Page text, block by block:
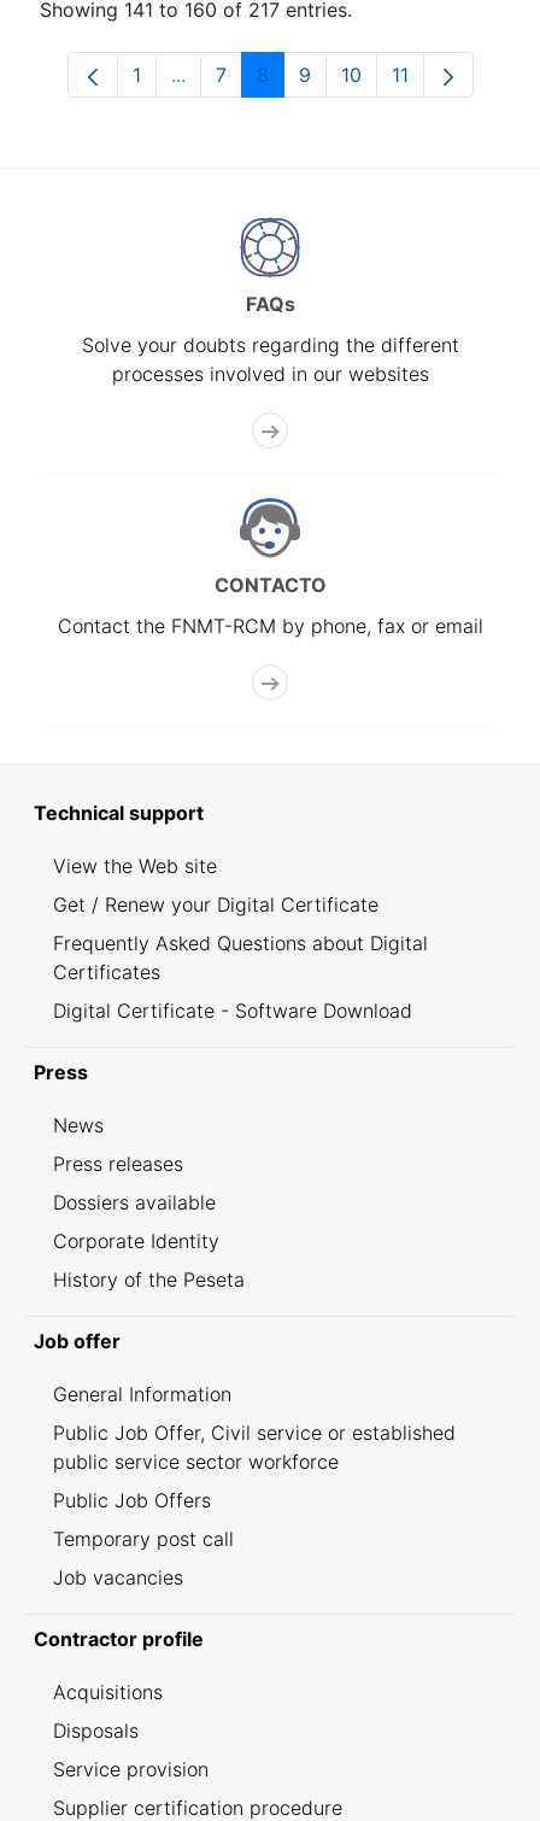
Showing 141 to 160 of 217 entries.
Page
1 ...Intermediate Pages Use TAB to
Page
7 Page
8 Page
9 Page
10 Page
11
FAQs
Solve your doubts regarding the different
processes involved in our websites
CONTACTO
Contact the FNMT-RCM by phone, fax or email
Technical support
View the Web site
Get / Renew your Digital Certificate
Frequently Asked Questions about Digital
Certificates
Digital Certificate - Software Download
Press
News
Press releases
Dossiers available
Corporate Identity
History of the Peseta
Job offer
General Information
Public Job Offer, Civil service or established
public service sector workforce
Public Job Offers
Temporary post call
Job vacancies
Contractor profile
Acquisitions
Disposals
Service provision
Supplier certification procedure